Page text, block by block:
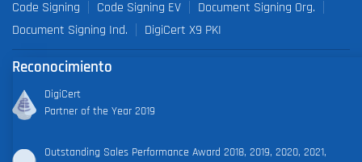
Code Signing
Code Signing EV
Document Signing Org.
Document Signing Ind.
DigiCert X9 PKI
Reconocimiento
DigiCert
Partner of the Year 2019
Outstanding Sales Performance Award 2018, 2019, 2020, 2021,